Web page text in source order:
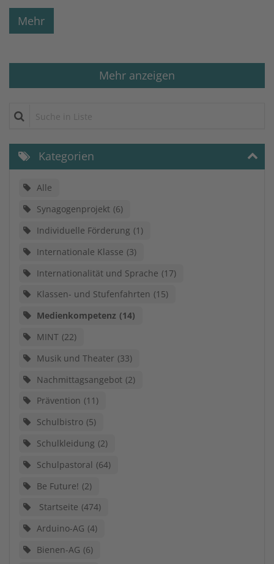
Mehr
Mehr anzeigen
Suche in Liste
Kategorien
Alle
Synagogenprojekt 6
Individuelle Förderung 1
Internationale Klasse 3
Internationalität und Sprache 17
Klassen- und Stufenfahrten 15
Medienkompetenz 14
MINT 22
Musik und Theater 33
Nachmittagsangebot 2
Prävention 11
Schulbistro 5
Schulkleidung 2
Schulpastoral
64
Be Future! 2
Startseite 474
Arduino-AG 4
Bienen-AG 6